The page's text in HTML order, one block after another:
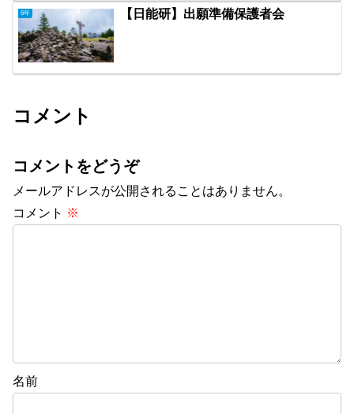
6年 【日能研】出願準備保護者会
コメント
コメントをどうぞ
メールアドレスが公開されることはありません。
コメント ※
名前